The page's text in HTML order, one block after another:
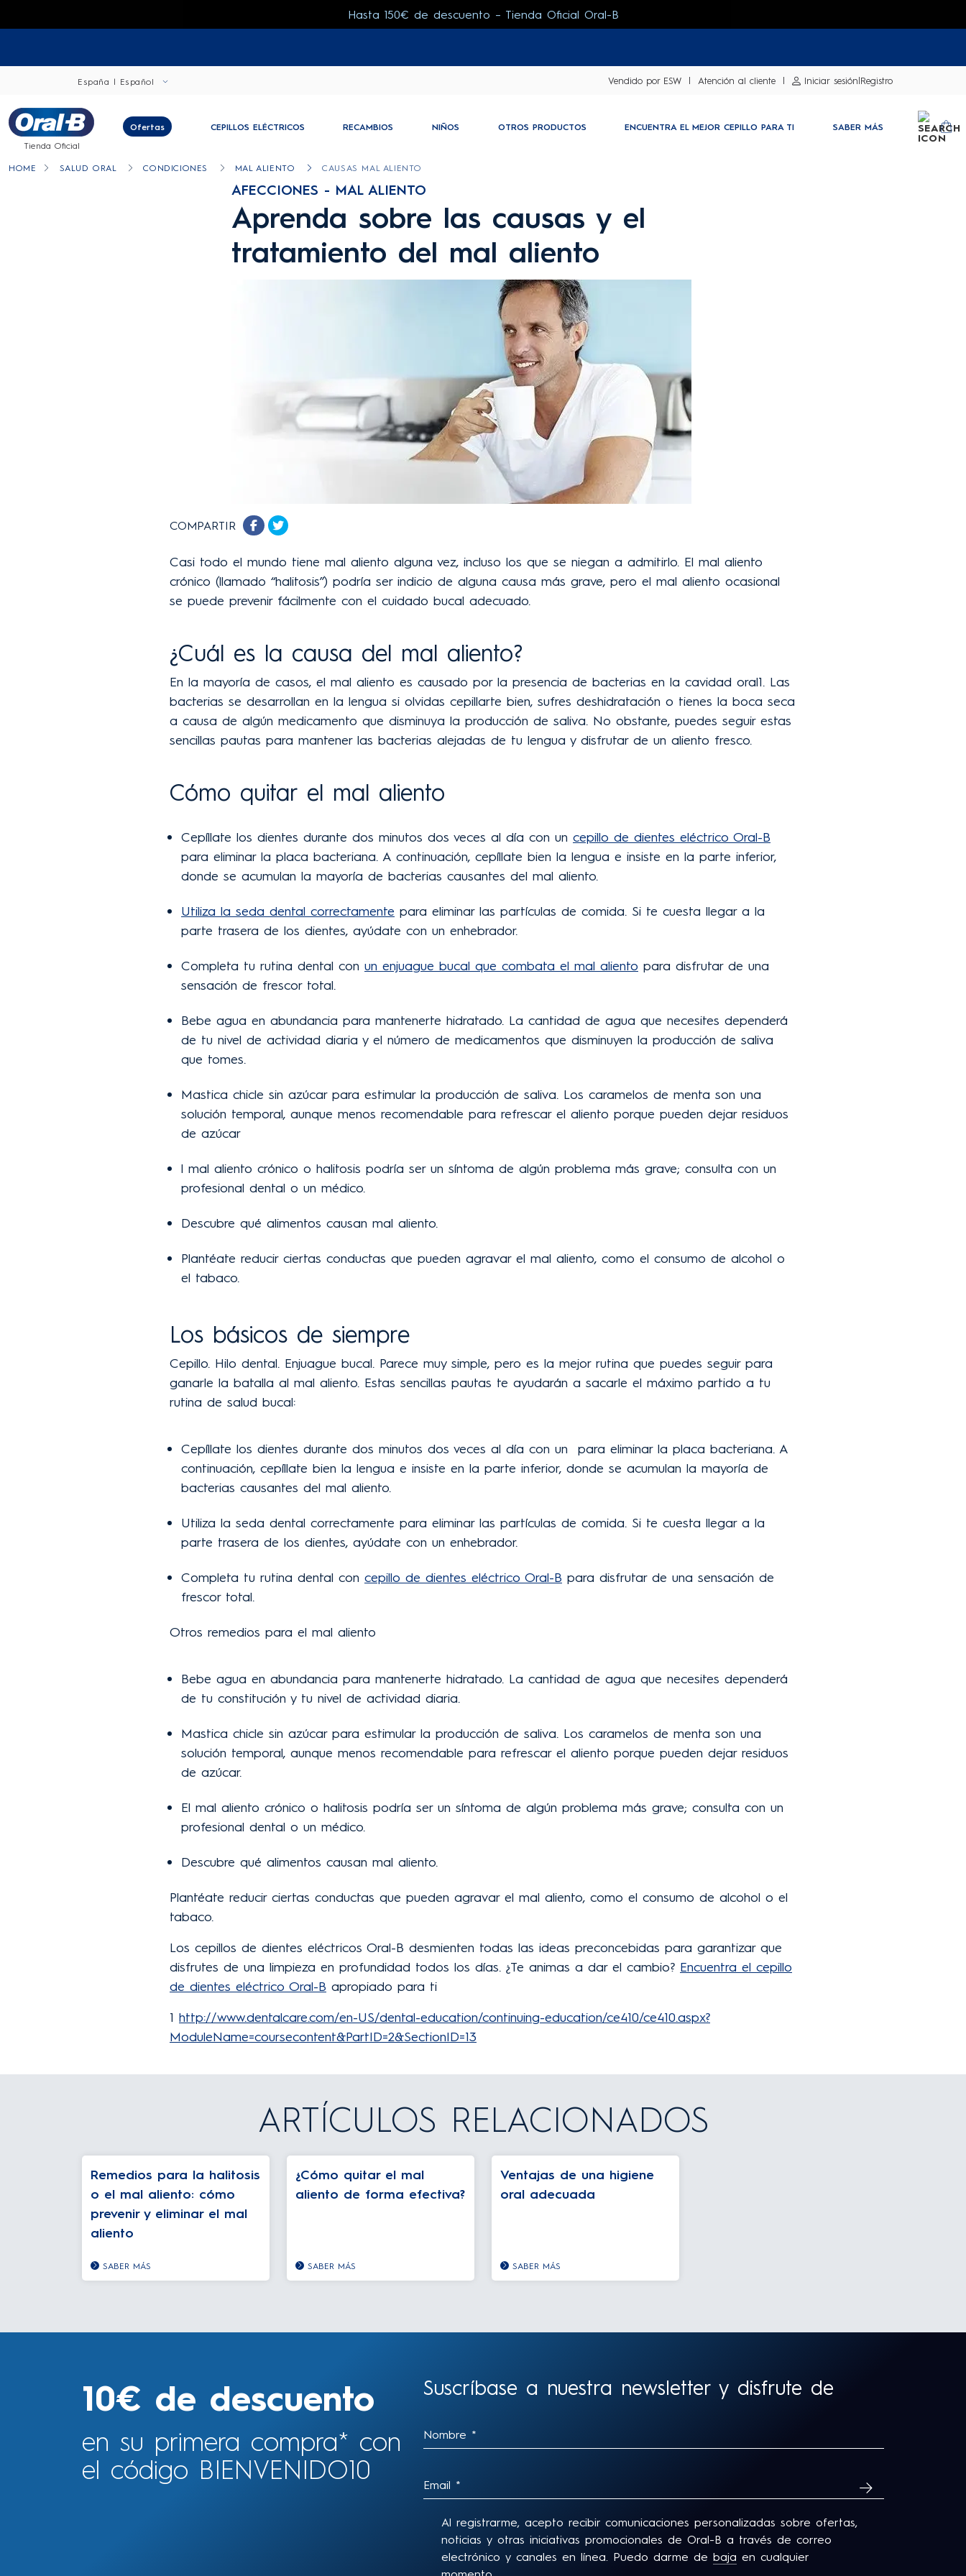
Hasta 150€ de descuento – Tienda Oficial Oral-B
España | Español Vendido por ESW Atención al cliente Iniciar sesión|Registro
Tienda Oficial
Ofertas CEPILLOS ELÉCTRICOS RECAMBIOS NIÑOS OTROS PRODUCTOS ENCUENTRA EL MEJOR CEPILLO PARA TI SABER MÁS SEARCH
HOME SALUD ORAL CONDICIONES MAL ALIENTO CAUSAS MAL ALIENTO
AFECCIONES - MAL ALIENTO
Aprenda sobre las causas y el
tratamiento del mal aliento
COMPARTIR
Casi todo el mundo tiene mal aliento alguna vez, incluso los que se niegan a admitirlo. El mal aliento
crónico (llamado “halitosis”) podría ser indicio de alguna causa más grave, pero el mal aliento ocasional
se puede prevenir fácilmente con el cuidado bucal adecuado.
¿Cuál es la causa del mal aliento?
En la mayoría de casos, el mal aliento es causado por la presencia de bacterias en la cavidad oral1. Las
bacterias se desarrollan en la lengua si olvidas cepillarte bien, sufres deshidratación o tienes la boca seca
a causa de algún medicamento que disminuya la producción de saliva. No obstante, puedes seguir estas
sencillas pautas para mantener las bacterias alejadas de tu lengua y disfrutar de un aliento fresco.
Cómo quitar el mal aliento
Cepíllate los dientes durante dos minutos dos veces al día con un cepillo de dientes eléctrico Oral-B
para eliminar la placa bacteriana. A continuación, cepíllate bien la lengua e insiste en la parte inferior,
donde se acumulan la mayoría de bacterias causantes del mal aliento.
Utiliza la seda dental correctamente para eliminar las partículas de comida. Si te cuesta llegar a la
parte trasera de los dientes, ayúdate con un enhebrador.
Completa tu rutina dental con un enjuague bucal que combata el mal aliento para disfrutar de una
sensación de frescor total.
Bebe agua en abundancia para mantenerte hidratado. La cantidad de agua que necesites dependerá
de tu nivel de actividad diaria y el número de medicamentos que disminuyen la producción de saliva
que tomes.
Mastica chicle sin azúcar para estimular la producción de saliva. Los caramelos de menta son una
solución temporal, aunque menos recomendable para refrescar el aliento porque pueden dejar residuos
de azúcar
l mal aliento crónico o halitosis podría ser un síntoma de algún problema más grave; consulta con un
profesional dental o un médico.
Descubre qué alimentos causan mal aliento.
Plantéate reducir ciertas conductas que pueden agravar el mal aliento, como el consumo de alcohol o
el tabaco.
Los básicos de siempre
Cepillo. Hilo dental. Enjuague bucal. Parece muy simple, pero es la mejor rutina que puedes seguir para
ganarle la batalla al mal aliento. Estas sencillas pautas te ayudarán a sacarle el máximo partido a tu
rutina de salud bucal:
Cepíllate los dientes durante dos minutos dos veces al día con un para eliminar la placa bacteriana. A
continuación, cepíllate bien la lengua e insiste en la parte inferior, donde se acumulan la mayoría de
bacterias causantes del mal aliento.
Utiliza la seda dental correctamente para eliminar las partículas de comida. Si te cuesta llegar a la
parte trasera de los dientes, ayúdate con un enhebrador.
Completa tu rutina dental con cepillo de dientes eléctrico Oral-B para disfrutar de una sensación de
frescor total.
Otros remedios para el mal aliento
Bebe agua en abundancia para mantenerte hidratado. La cantidad de agua que necesites dependerá
de tu constitución y tu nivel de actividad diaria.
Mastica chicle sin azúcar para estimular la producción de saliva. Los caramelos de menta son una
solución temporal, aunque menos recomendable para refrescar el aliento porque pueden dejar residuos
de azúcar.
El mal aliento crónico o halitosis podría ser un síntoma de algún problema más grave; consulta con un
profesional dental o un médico.
Descubre qué alimentos causan mal aliento.
Plantéate reducir ciertas conductas que pueden agravar el mal aliento, como el consumo de alcohol o el
tabaco.
Los cepillos de dientes eléctricos Oral-B desmienten todas las ideas preconcebidas para garantizar que
disfrutes de una limpieza en profundidad todos los días. ¿Te animas a dar el cambio? Encuentra el cepillo
de dientes eléctrico Oral-B apropiado para ti
1 http://www.dentalcare.com/en-US/dental-education/continuing-education/ce410/ce410.aspx?
ModuleName=coursecontent&PartID=2&SectionID=13
ARTÍCULOS RELACIONADOS
Remedios para la halitosis
o el mal aliento: cómo
prevenir y eliminar el mal
aliento
SABER MÁS
¿Cómo quitar el mal
aliento de forma efectiva?
SABER MÁS
Ventajas de una higiene
oral adecuada
SABER MÁS
10€ de descuento
en su primera compra* con
el código BIENVENIDO10
Suscríbase a nuestra newsletter y disfrute de
SUSCRIBIRME
Al registrarme, acepto recibir comunicaciones personalizadas sobre ofertas,
noticias y otras iniciativas promocionales de Oral-B a través de correo
electrónico y canales en línea. Puedo darme de baja en cualquier